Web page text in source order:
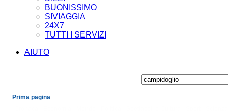
BUONISSIMO
SIVIAGGIA
24X7
TUTTI I SERVIZI
AIUTO
Prima pagina